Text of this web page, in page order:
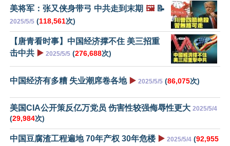
美将军：张又侠身带弓 中共走到末期 🖼️📝
2025/5/5 (118,561次)
【唐青看时事】中国经济撑不住 美三招重
击中共 ▶️ 2025/5/5 (276,688次)
中国经济有多糟 失业潮席卷各地 ▶️ 2025/5/5 (86,075次)
美国CIA公开策反亿万党员 伤害性较强侮辱性更大 2025/5/4
(29,984次)
中国豆腐渣工程遍地 70年产权 30年危楼 ▶️ 2025/5/4 (92,955